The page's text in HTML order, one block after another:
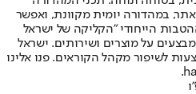
במהדורה יומית מקוונת, ואפשר
הייחודי "הקליקה של ישראל
על מוצרים ושירותים. ישראל
לשיפור מקהל הקוראים. פנו אלינו